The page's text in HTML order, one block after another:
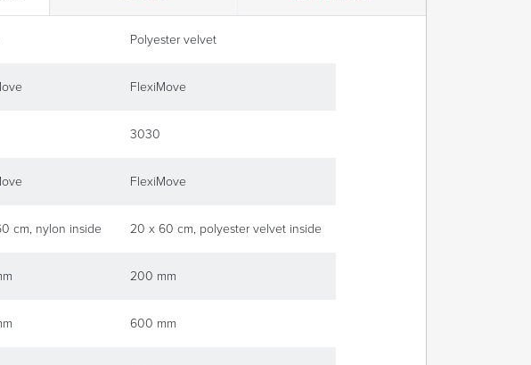
Polyester velvet
FlexiMove
3030
FlexiMove
cm, nylon inside 20 x 60 cm, polyester velvet inside
200 mm
600 mm